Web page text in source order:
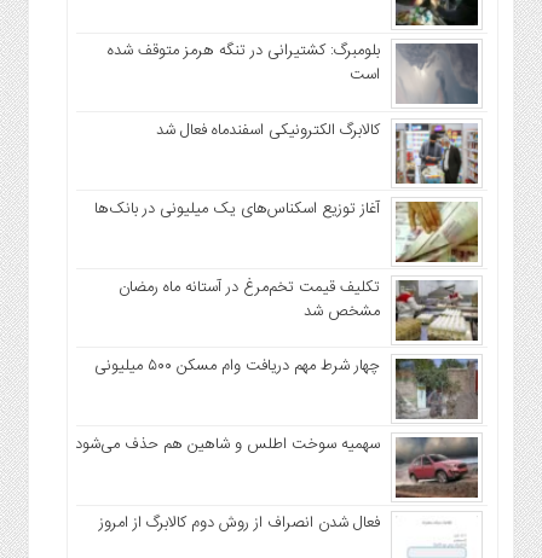
بلومبرگ: کشتیرانی در تنگه هرمز متوقف شده
است
کالابرگ الکترونیکی اسفندماه فعال شد
آغاز توزیع اسکناس‌های یک میلیونی در بانک‌ها
تکلیف قیمت تخم‌مرغ در آستانه ماه رمضان
مشخص شد
چهار شرط مهم دریافت وام مسکن ۵۰۰ میلیونی
سهمیه سوخت اطلس و شاهین هم حذف می‌شود
فعال شدن انصراف از روش دوم کالابرگ از امروز